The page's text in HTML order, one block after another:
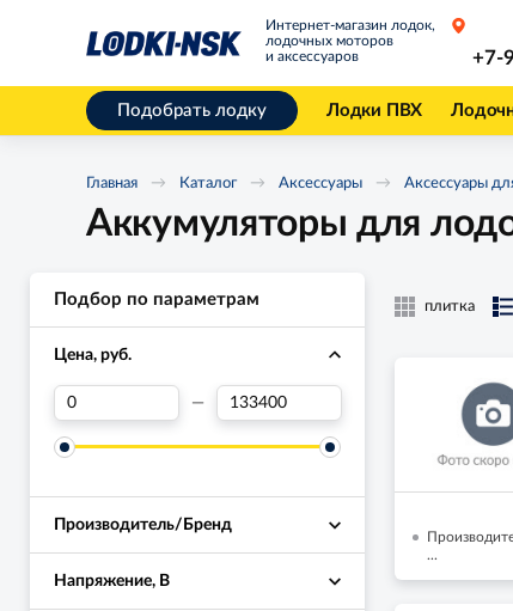
Интернет-магазин лодок,
лодочных моторов
и аксессуаров
+7-
Подобрать лодку Лодки ПВХ
Главная Каталог Аксессуары Аксессуары
Аккумуляторы для
Подбор по параметрам
Цена, руб.
—
Производитель/Бренд
Напряжение, В
плитка
...